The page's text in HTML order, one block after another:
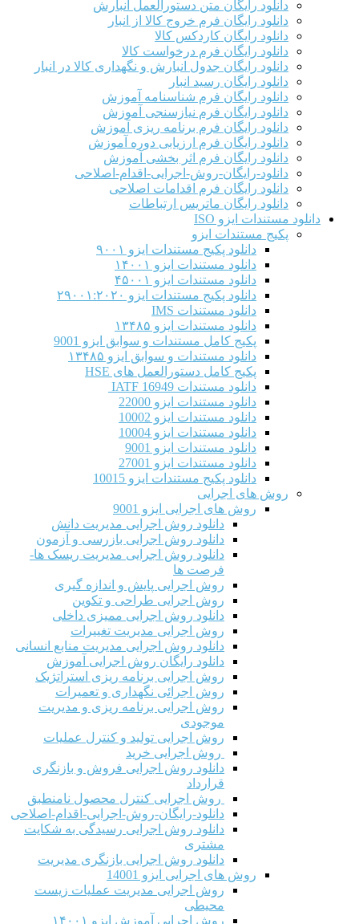
دانلود رایگان متن دستورالعمل انبارش
دانلود رایگان فرم خروج کالا از انبار
دانلود رایگان کاردکس کالا
دانلود رایگان فرم درخواست کالا
دانلود رایگان جدول انبارش و نگهداری کالا در انبار
دانلود رایگان رسید انبار
دانلود رایگان فرم شناسنامه آموزش
دانلود رایگان فرم نیازسنجی آموزش
دانلود رایگان فرم برنامه ریزی آموزش
دانلود رایگان فرم ارزیابی دوره آموزش
دانلود رایگان فرم اثر بخشی آموزش
دانلود-رایگان-روش-اجرایی-اقدام-اصلاحی
دانلود رایگان فرم اقدامات اصلاحی
دانلود رایگان ماتریس ارتباطات
دانلود مستندات ایزو ISO
پکیج مستندات ایزو
دانلود پکیج مستندات ایزو ۹۰۰۱
دانلود مستندات ایزو ۱۴۰۰۱
دانلود مستندات ایزو ۴۵۰۰۱
دانلود پکیج مستندات ایزو ۲۹۰۰۱:۲۰۲۰
دانلود مستندات IMS
دانلود مستندات ایزو ۱۳۴۸۵
پکیج کامل مستندات و سوابق ایزو 9001
دانلود مستندات و سوابق ایزو ۱۳۴۸۵
پکیج کامل دستورالعمل های HSE
دانلود مستندات IATF 16949
دانلود مستندات ایزو 22000
دانلود مستندات ایزو 10002
دانلود مستندات ایزو 10004
دانلود مستندات ایزو 9001
دانلود مستندات ایزو 27001
دانلود پکیج مستندات ایزو 10015
روش های اجرایی
روش های اجرایی ایزو 9001
دانلود روش اجرایی مدیریت دانش
دانلود روش اجرایی بازرسی و آزمون
دانلود روش اجرایی مدیریت ریسک ها-
فرصت ها
روش اجرایی پایش و اندازه گیری
روش اجرایی طراحی و تکوین
دانلود روش اجرایی ممیزی داخلی
روش اجرایی مدیریت تغییرات
دانلود روش اجرایی مدیریت منابع انسانی
دانلود رایگان روش اجرایی آموزش
روش اجرایی برنامه ریزی استراتژیک
روش اجرائی نگهداری و تعمیرات
روش اجرایی برنامه ریزی و مدیریت
موجودی
روش اجرایی تولید و کنترل عملیات
روش اجرایی خرید
دانلود روش اجرایی فروش و بازنگری
قرارداد
روش اجرایی کنترل محصول نامنطبق
دانلود-رایگان-روش-اجرایی-اقدام-اصلاحی
دانلود روش اجرایی رسیدگی به شکایت
مشتری
دانلود روش اجرایی بازنگری مدیریت
روش های اجرایی ایزو 14001
روش اجرایی مدیریت عملیات زیست
محیطی
روش اجرایی آموزش ایزو ۱۴۰۰۱